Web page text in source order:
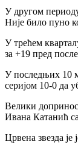
У другом
Није било пуно
У трећем
за +19 пред
У последњих 10
серијом 10-0 да
Велики
Ивана Катанић
Црвена звезда